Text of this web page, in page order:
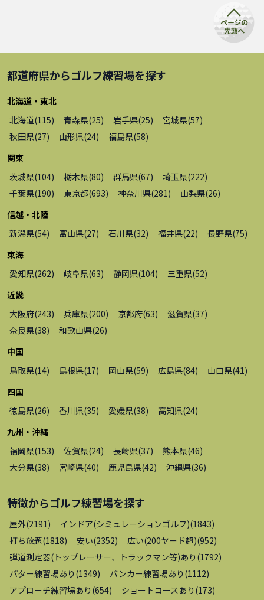
都道府県からゴルフ練習場を探す
北海道・東北
北海道(115) 青森県(25) 岩手県(25) 宮城県(57)
秋田県(27) 山形県(24) 福島県(58)
関東
茨城県(104) 栃木県(80) 群馬県(67) 埼玉県(222)
千葉県(190) 東京都(693) 神奈川県(281) 山梨県(26)
信越・北陸
新潟県(54) 富山県(27) 石川県(32) 福井県(22) 長野県(75)
東海
愛知県(262) 岐阜県(63) 静岡県(104) 三重県(52)
近畿
大阪府(243) 兵庫県(200) 京都府(63) 滋賀県(37)
奈良県(38) 和歌山県(26)
中国
鳥取県(14) 島根県(17) 岡山県(59) 広島県(84) 山口県(41)
四国
徳島県(26) 香川県(35) 愛媛県(38) 高知県(24)
九州・沖縄
福岡県(153) 佐賀県(24) 長崎県(37) 熊本県(46)
大分県(38) 宮崎県(40) 鹿児島県(42) 沖縄県(36)
特徴からゴルフ練習場を探す
屋外(2191) インドア(シミュレーションゴルフ)(1843)
打ち放題(1818) 安い(2352) 広い(200ヤード超)(952)
弾道測定器(トップレーサー、トラックマン等)あり (1792)
パター練習場あり (1349) バンカー練習場あり (1112)
アプローチ練習場あり (654) ショートコースあり (173)